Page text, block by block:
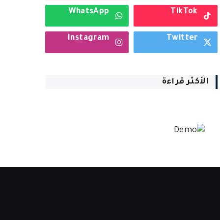
TikTok
WhatsApp
Twitter
Instagram
الأكثر قراءة